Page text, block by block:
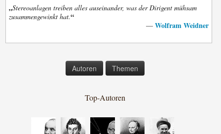
„Stereoanlagen treiben alles auseinander, was der Dirigent mühsam
zusammengewinkt hat.“
— Wolfram Weidner
Autoren Themen
Top-Autoren